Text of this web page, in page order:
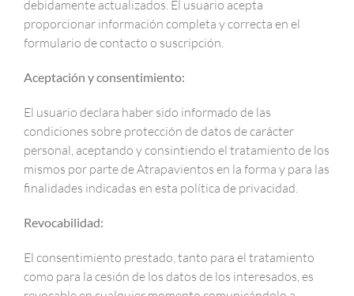
debidamente actualizados. El usuario acepta
proporcionar información completa y correcta en el
formulario de contacto o suscripción.
Aceptación y consentimiento:
El usuario declara haber sido informado de las
condiciones sobre protección de datos de carácter
personal, aceptando y consintiendo el tratamiento de los
mismos por parte de Atrapavientos en la forma y para las
finalidades indicadas en esta política de privacidad.
Revocabilidad:
El consentimiento prestado, tanto para el tratamiento
como para la cesión de los datos de los interesados, es